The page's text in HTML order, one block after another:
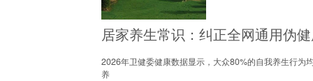
居家养生常识：纠正全网通用伪
2026年卫健委健康数据显示，大众80%的自我养生行为
养